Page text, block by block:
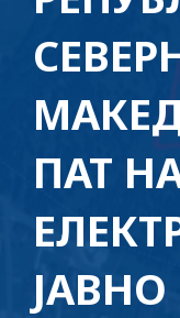
ПАТ